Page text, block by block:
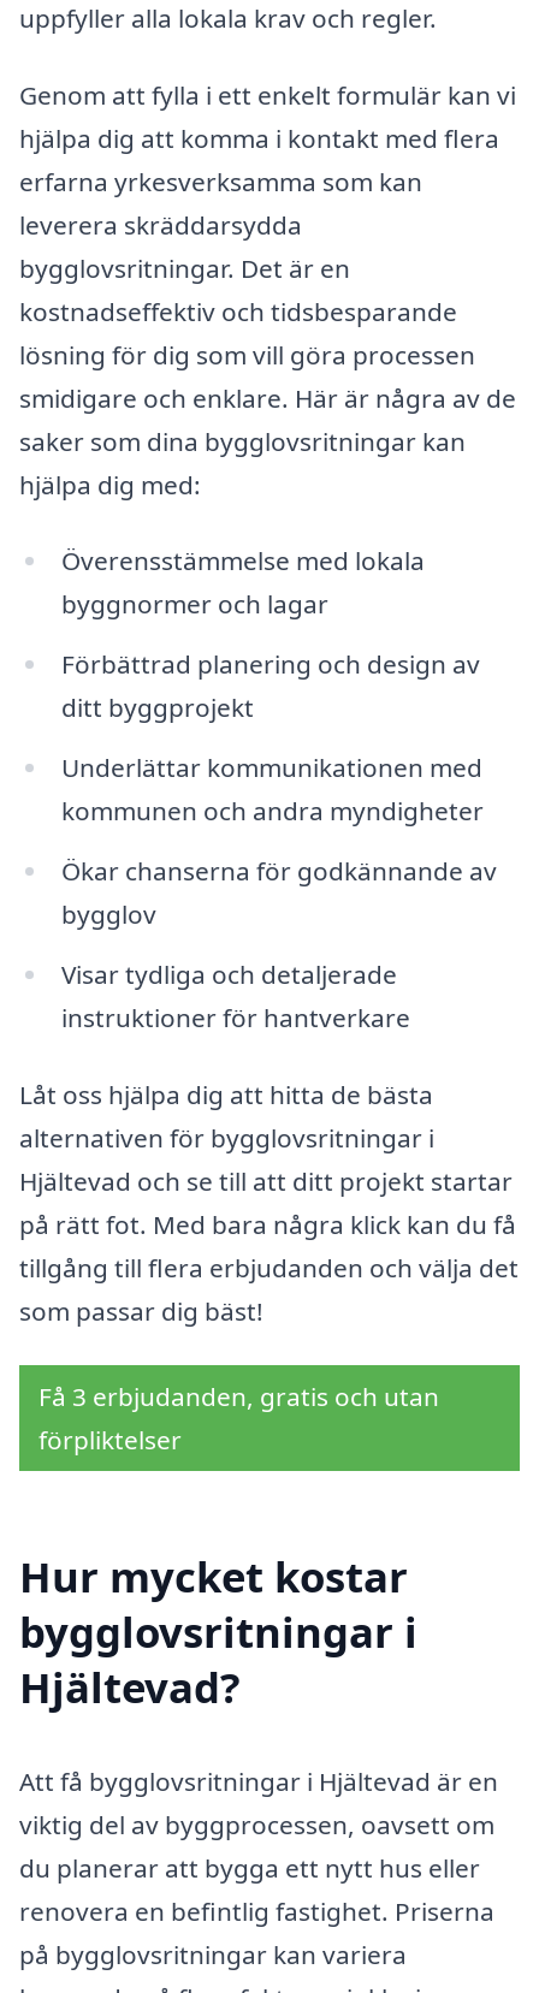
uppfyller alla lokala krav och regler.
Genom att fylla i ett enkelt formulär kan vi
hjälpa dig att komma i kontakt med flera
erfarna yrkesverksamma som kan
leverera skräddarsydda
bygglovsritningar. Det är en
kostnadseffektiv och tidsbesparande
lösning för dig som vill göra processen
smidigare och enklare. Här är några av de
saker som dina bygglovsritningar kan
hjälpa dig med:
Överensstämmelse med lokala
byggnormer och lagar
Förbättrad planering och design av
ditt byggprojekt
Underlättar kommunikationen med
kommunen och andra myndigheter
Ökar chanserna för godkännande av
bygglov
Visar tydliga och detaljerade
instruktioner för hantverkare
Låt oss hjälpa dig att hitta de bästa
alternativen för bygglovsritningar i
Hjältevad och se till att ditt projekt startar
på rätt fot. Med bara några klick kan du få
tillgång till flera erbjudanden och välja det
som passar dig bäst!
Få 3 erbjudanden, gratis och utan
förpliktelser
Hur mycket kostar
bygglovsritningar i
Hjältevad?
Att få bygglovsritningar i Hjältevad är en
viktig del av byggprocessen, oavsett om
du planerar att bygga ett nytt hus eller
renovera en befintlig fastighet. Priserna
på bygglovsritningar kan variera